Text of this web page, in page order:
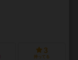
3
持ってる